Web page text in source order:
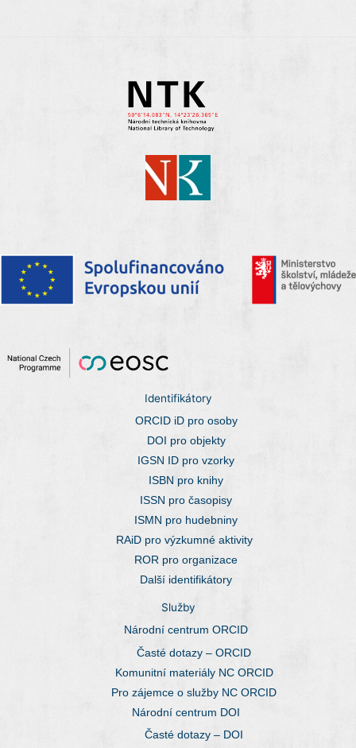
Identifikátory
ORCID iD pro osoby
DOI pro objekty
IGSN ID pro vzorky
ISBN pro knihy
ISSN pro časopisy
ISMN pro hudebniny
RAiD pro výzkumné aktivity
ROR pro organizace
Další identifikátory
Služby
Národní centrum ORCID
Časté dotazy – ORCID
Komunitní materiály NC ORCID
Pro zájemce o služby NC ORCID
Národní centrum DOI
Časté dotazy – DOI